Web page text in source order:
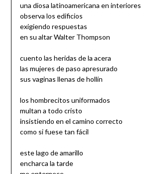
una diosa latinoamericana en interiores
observa los edificios
exigiendo respuestas
en su altar Walter Thompson
cuento las heridas de la acera
las mujeres de paso apresurado
sus vaginas llenas de hollín
los hombrecitos uniformados
multan a todo cristo
insistiendo en el camino correcto
como si fuese tan fácil
este lago de amarillo
encharca la tarde